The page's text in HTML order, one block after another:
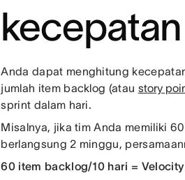
Anda dapat menghitung
jumlah item backlog (atau story
sprint dalam hari.
Misalnya, jika tim Anda memiliki
berlangsung 2 minggu,
60 item backlog/10 hari =